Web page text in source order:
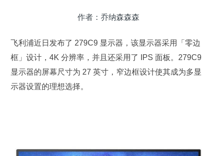
作者：乔纳森森森
飞利浦近日发布了 279C9 显示器，该显示器采用「零边
框」设计，4K 分辨率，并且还采用了 IPS 面板。279C9
显示器的屏幕尺寸为 27 英寸，窄边框设计使其成为多显
示器设置的理想选择。